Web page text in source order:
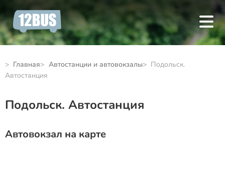
Главная Автостанции и автовокзалы
Подольск.
Автостанция
Подольск. Автостанция
Автовокзал на карте